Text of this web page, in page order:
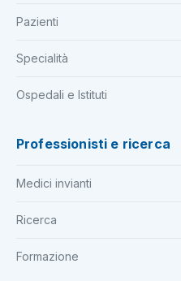
Pazienti
Specialità
Ospedali e Istituti
Professionisti e ricerca
Medici invianti
Ricerca
Formazione